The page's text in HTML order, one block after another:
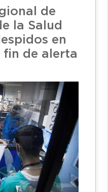
de
la Salud
en
fin de alerta